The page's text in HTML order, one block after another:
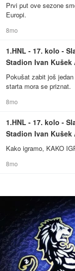
Prvi put ove sezone
Europi.
8mo
1.HNL - 17. kolo -
Stadion Ivan
Pokušat zabit još
starta mora se priznat.
8mo
1.HNL - 17. kolo -
Stadion Ivan
Kako igramo, KAKO
8mo